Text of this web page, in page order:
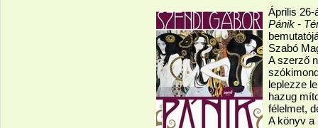
Április 26-
Pánik -
Szabó
A szerző
leplezze
hazug
félelmet,
A könyv a